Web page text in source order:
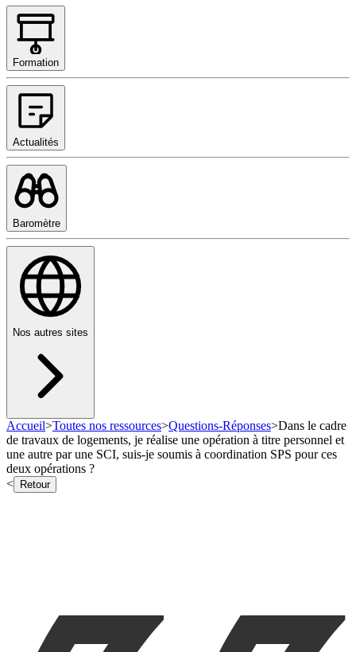
Formation
Actualités
Baromètre
Nos autres sites
Accueil>Toutes nos ressources>Questions-Réponses>Dans le cadre
de travaux de logements, je réalise une opération à titre personnel et
une autre par une SCI, suis-je soumis à coordination SPS pour ces
deux opérations ?
<
Retour